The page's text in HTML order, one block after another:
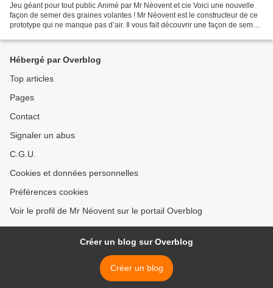
Jeu géant pour tout public Animé par Mr Néovent et cie Voici une nouvelle
façon de semer des graines volantes ! Mr Néovent est le constructeur de ce
prototype qui ne manque pas d’air. Il vous fait découvrir une façon de semer
Hébergé par Overblog
Top articles
Pages
Contact
Signaler un abus
C.G.U.
Cookies et données personnelles
Préférences cookies
Voir le profil de Mr Néovent sur le portail Overblog
Créer un blog sur Overblog
Créer un blog